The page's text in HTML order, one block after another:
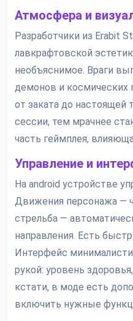
Атмосфера и
Разработчики из Erabit
лавкрафтовской
необъяснимое. Враги
демонов и
от заката до
сессии, тем мрачнее
часть геймплея,
Управление и
На android устройстве
Движения персонажа —
стрельба —
направления. Есть
Интерфейс
рукой: уровень
кстати, в моде есть
включить нужные